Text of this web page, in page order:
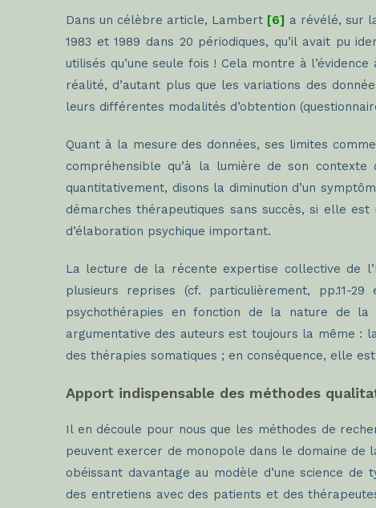
Dans un célèbre article, Lambert [6] a révélé, sur
1983 et 1989 dans 20 périodiques, qu’il avait pu
utilisés qu’une seule fois ! Cela montre à
réalité, d’autant plus que les variations des
leurs différentes modalités d’obtention
Quant à la mesure des données, ses limites
compréhensible qu’à la lumière de son
quantitativement, disons la diminution d’un
démarches thérapeutiques sans succès, si elle
d’élaboration psychique important.
La lecture de la récente expertise collective de
plusieurs reprises (cf. particulièrement, pp.11-
psychothérapies en fonction de la nature de
argumentative des auteurs est toujours la même :
des thérapies somatiques ; en conséquence, elle
Apport indispensable des méthodes
Il en découle pour nous que les méthodes de
peuvent exercer de monopole dans le domaine de
obéissant davantage au modèle d’une science
des entretiens avec des patients et des